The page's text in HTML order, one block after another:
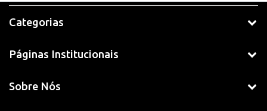
Categorias
Páginas Institucionais
Sobre Nós